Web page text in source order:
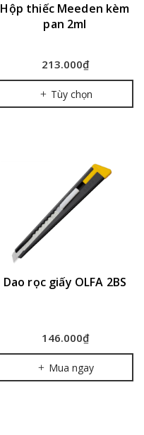
Hộp thiếc Meeden kèm
pan 2ml
213.000₫
Tùy chọn
Dao rọc giấy OLFA 2BS
146.000₫
Mua ngay